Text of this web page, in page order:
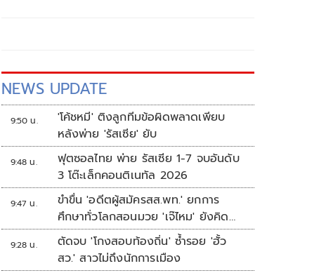
NEWS UPDATE
9:50 น.
'โค้ชหมี' ติงลูกทีมข้อผิดพลาดเพียบ
หลังพ่าย 'รัสเซีย' ยับ
9:48 น.
ฟุตซอลไทย พ่าย รัสเซีย 1-7 จบอันดับ
3 โต๊ะเล็กคอนติเนทัล 2026
9:47 น.
ขำขื่น 'อดีตผู้สมัครสส.พท.' ยกการ
ศึกษาทั่วโลกสอนมวย 'เจ๊ไหม' ยังคิด
แบบระบบราชการเดิม
9:28 น.
ตัดจบ 'โกงสอบท้องถิ่น' ซ้ำรอย 'ฮั้ว
สว.' สาวไม่ถึงนักการเมือง